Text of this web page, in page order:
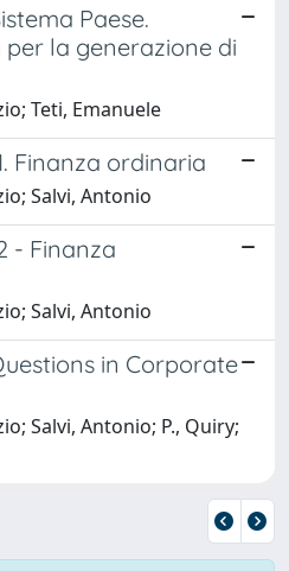
Paese.
la generazione di
Teti, Emanuele
Finanza ordinaria
Salvi, Antonio
- Finanza
Salvi, Antonio
in Corporate
Salvi, Antonio; P., Quiry;